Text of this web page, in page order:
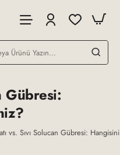
Gübresi:
vs. Sıvı Solucan Gübresi: